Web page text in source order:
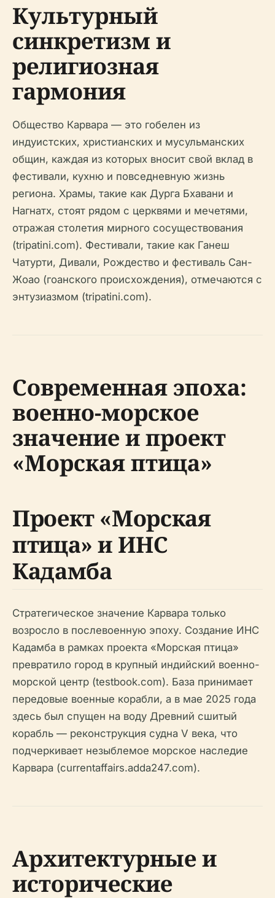
Культурный
синкретизм и
религиозная
гармония
Общество Карвара — это гобелен из
индуистских, христианских и мусульманских
общин, каждая из которых вносит свой вклад в
фестивали, кухню и повседневную жизнь
региона. Храмы, такие как Дурга Бхавани и
Нагнатх, стоят рядом с церквями и мечетями,
отражая столетия мирного сосуществования
(tripatini.com). Фестивали, такие как Ганеш
Чатурти, Дивали, Рождество и фестиваль Сан-
Жоао (гоанского происхождения), отмечаются с
энтузиазмом (tripatini.com).
Современная эпоха:
военно-морское
значение и проект
«Морская птица»
Проект «Морская
птица» и ИНС
Кадамба
Стратегическое значение Карвара только
возросло в послевоенную эпоху. Создание ИНС
Кадамба в рамках проекта «Морская птица»
превратило город в крупный индийский военно-
морской центр (testbook.com). База принимает
передовые военные корабли, а в мае 2025 года
здесь был спущен на воду Древний сшитый
корабль — реконструкция судна V века, что
подчеркивает незыблемое морское наследие
Карвара (currentaffairs.adda247.com).
Архитектурные и
исторические